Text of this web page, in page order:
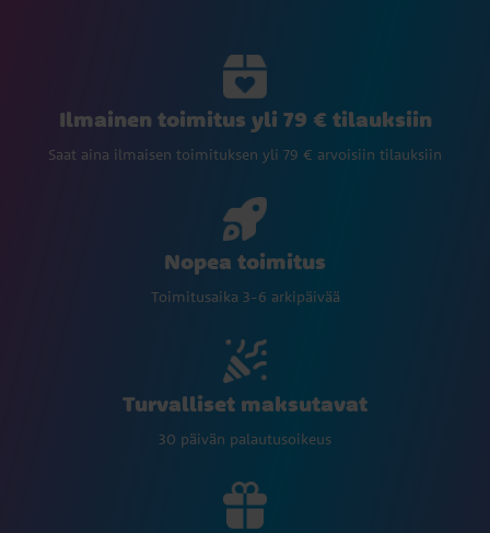
Ilmainen toimitus yli 79 € tilauksiin
Saat aina ilmaisen toimituksen yli 79 € arvoisiin tilauksiin
Nopea toimitus
Toimitusaika 3-6 arkipäivää
Turvalliset maksutavat
30 päivän palautusoikeus